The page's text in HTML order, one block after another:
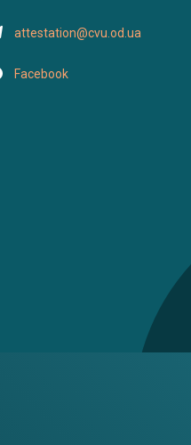
attestation@cvu.od.ua
Facebook